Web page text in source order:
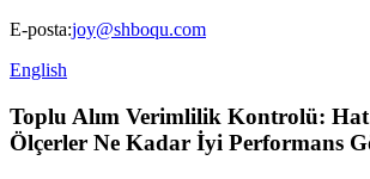
E-posta:joy@shboqu.com
English
Toplu Alım Verimlilik Kontrolü: Hat
Ölçerler Ne Kadar İyi Performans